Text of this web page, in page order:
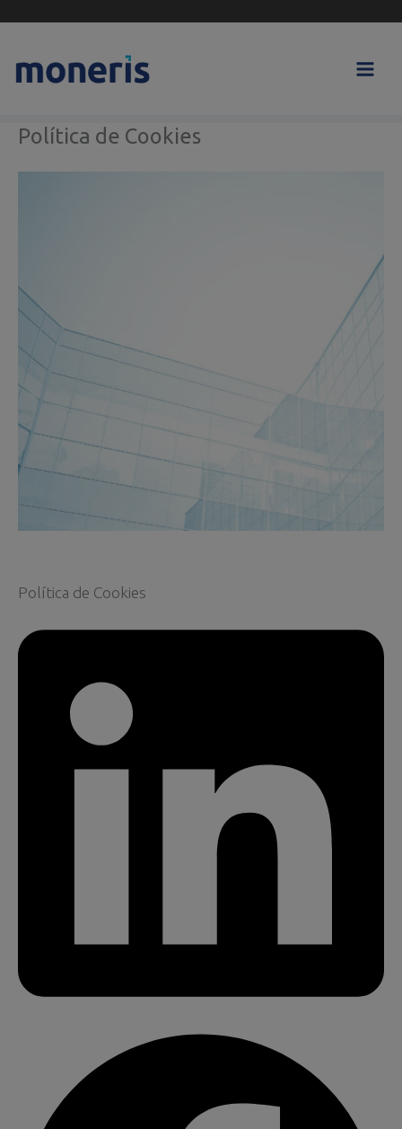
Política de Cookies
Política de Cookies